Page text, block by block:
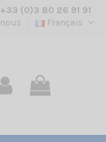
+33 (0)3 80 26 91 91
Français